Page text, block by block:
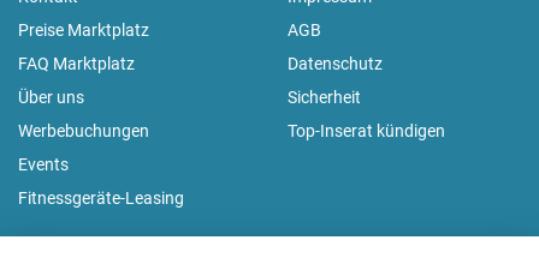
Preise Marktplatz
FAQ Marktplatz
Über uns
Werbebuchungen
Events
Fitnessgeräte-Leasing
AGB
Datenschutz
Sicherheit
Top-Inserat kündigen